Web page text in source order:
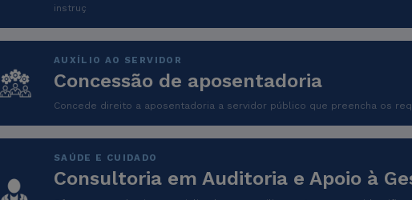
instruç
AUXÍLIO AO SERVIDOR
Concessão de aposentadoria
Concede direito a aposentadoria a servidor público que preencha os
SAÚDE E CUIDADO
Consultoria em Auditoria e Apoio à